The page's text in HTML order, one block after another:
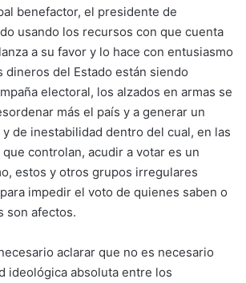
benefactor, el presidente de
usando los recursos con que cuenta
a su favor y lo hace con entusiasmo
dineros del Estado están siendo
electoral, los alzados en armas se
más el país y a generar un
de inestabilidad dentro del cual, en las
controlan, acudir a votar es un
estos y otros grupos irregulares
impedir el voto de quienes saben o
son afectos.
aclarar que no es necesario
ideológica absoluta entre los